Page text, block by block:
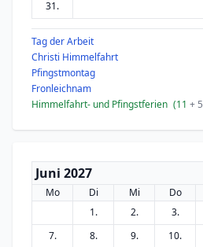
31.
Tag der Arbeit
Christi Himmelfahrt
Pfingstmontag
Fronleichnam
Himmelfahrt- und Pfingstferien (11 + 5
Juni 2027
Mo Di Mi Do
1.
2. 3.
7.
8. 9. 10.